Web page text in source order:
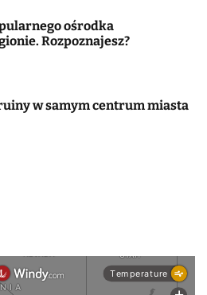
ośrodka
Rozpoznajesz?
w samym centrum miasta